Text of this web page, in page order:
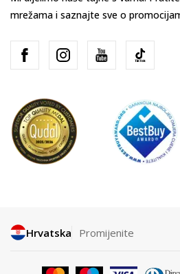
mrežama i saznajte sve o
Hrvatska Promijenite